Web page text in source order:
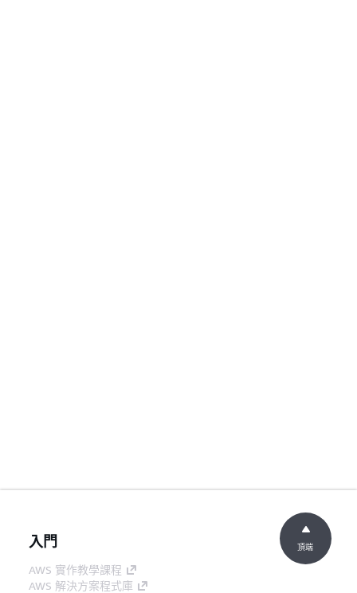
入門
AWS 實作教學課程
AWS 解決方案程式庫
頂端